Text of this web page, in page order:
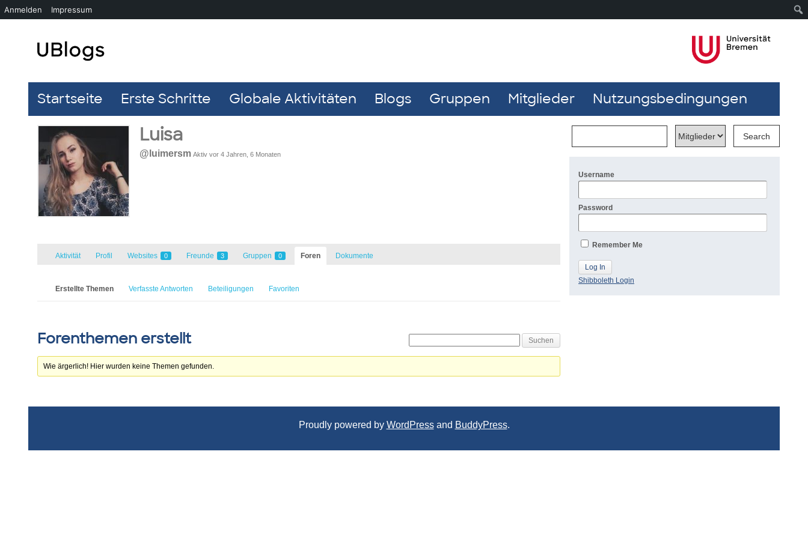
Startseite Erste Schritte Globale Aktivitäten Blogs Gruppen Mitglieder Nutzungsbedingungen
Luisa
@luimersm Aktiv vor 4 Jahren, 6 Monaten
Aktivität Profil Websites 0 Freunde 3 Gruppen 0 Foren Dokumente
Erstellte Themen Verfasste Antworten Beteiligungen Favoriten
Forenthemen erstellt
Wie ärgerlich! Hier wurden keine Themen gefunden.
Username
Password
Remember Me
Shibboleth Login
Proudly powered by WordPressand BuddyPress.
Anmelden Impressum